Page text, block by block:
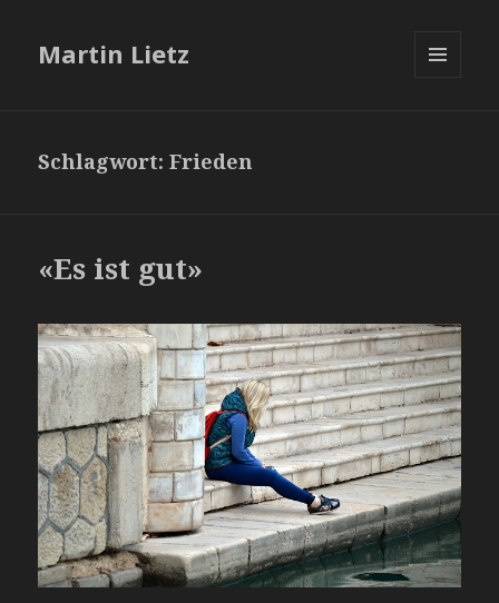
Martin Lietz
Schlagwort:Frieden
«Es ist gut»